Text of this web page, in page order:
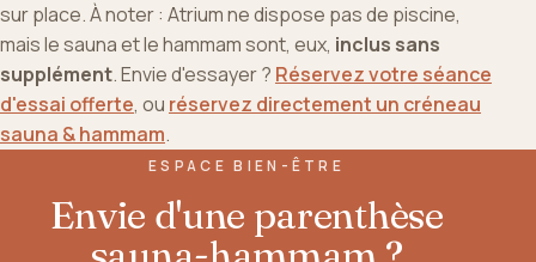
sur place. À noter : Atrium ne dispose pas de piscine,
mais le sauna et le hammam sont, eux, inclus sans
supplément. Envie d'essayer ? Réservez votre séance
d'essai offerte, ou réservez directement un créneau
sauna & hammam.
ESPACE BIEN-ÊTRE
Envie d'une parenthèse